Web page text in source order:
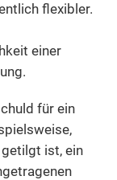
flexibler.
einer
für ein
ist, ein